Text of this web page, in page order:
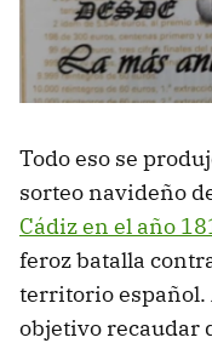
Todo eso se
sorteo navideño
Cádiz en el año
feroz batalla
territorio español.
objetivo recaudar